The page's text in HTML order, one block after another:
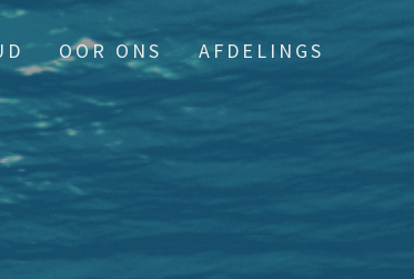
OOR ONS AFDELINGS